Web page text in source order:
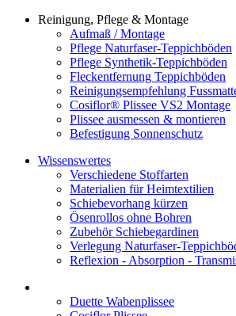
Reinigung, Pflege & Montage
Aufmaß / Montage
Pflege Naturfaser-Teppichböden
Pflege Synthetik-Teppichböden
Fleckentfernung Teppichböden
Reinigungsempfehlung
Cosiflor® Plissee VS2 Montage
Plissee ausmessen & montieren
Befestigung Sonnenschutz
Wissenswertes
Verschiedene Stoffarten
Materialien für Heimtextilien
Schiebevorhang kürzen
Ösenrollos ohne Bohren
Zubehör Schiebegardinen
Verlegung Naturfaser-
Reflexion - Absorption -
Duette Wabenplissee